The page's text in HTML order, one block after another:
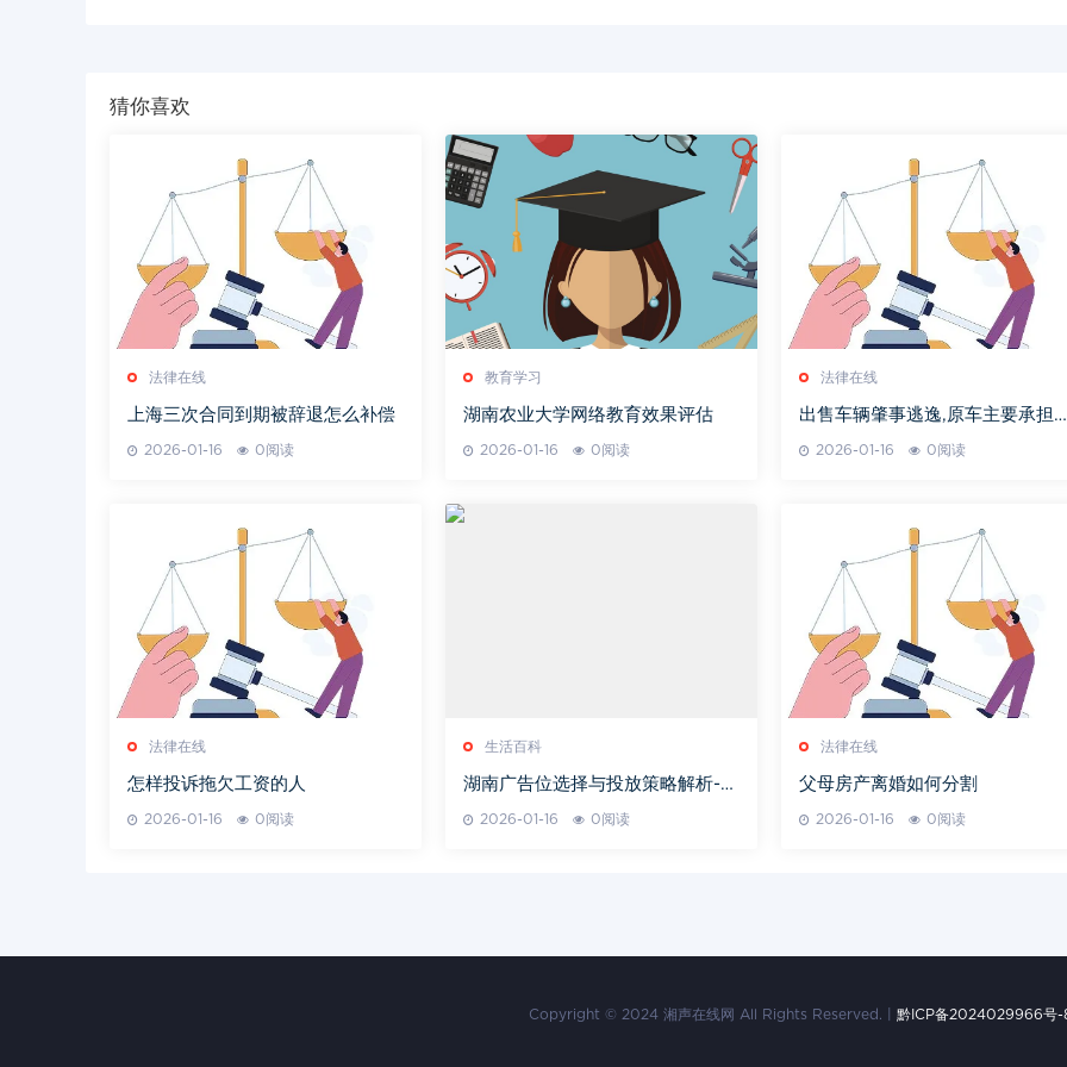
猜你喜欢
法律在线
上海三次合同到期被辞退怎么补偿
2026-01-16 0阅读
教育学习
湖南农业大学网络教育效果评估
2026-01-16 0阅读
法律在线
出售车辆肇事逃逸,原车主要承担
2026-01-16 0阅读
法律在线
怎样投诉拖欠工资的人
2026-01-16 0阅读
生活百科
湖南广告位选择与投放策略解析-提
升品牌影响力的关键途径
2026-01-16 0阅读
法律在线
父母房产离婚如何分割
2026-01-16 0阅读
Copyright © 2024 湘声在线网 All Rights Reserved. | 黔ICP备2024029966号-